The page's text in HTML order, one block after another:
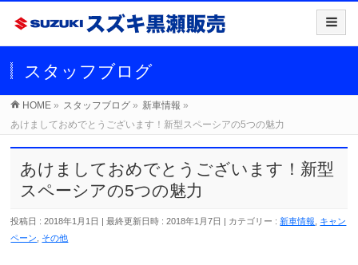
スタッフブログ
HOME » スタッフブログ » 新車情報 »
あけましておめでとうございます！新型スペーシアの5つの魅力
あけましておめでとうございます！新型
スペーシアの5つの魅力
投稿日 : 2018年1月1日 最終更新日時 : 2018年1月7日 カテゴリー : 新車情報
キャン
ペーン
その他